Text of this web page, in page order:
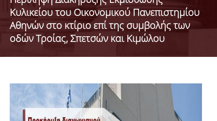
Κυλικείου του Οικονομικού Πανεπιστημίου
Αθηνών στο κτίριο επί της συμβολής των
οδών Τροίας, Σπετσών και Κιμώλου